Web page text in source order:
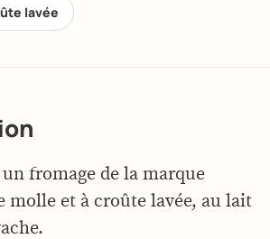
lavée
fromage de la marque
molle et à croûte lavée, au lait